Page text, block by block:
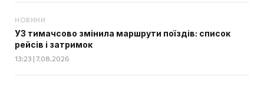
НОВИНИ
УЗ тимачсово змінила маршрути поїздів: список
рейсів і затримок
13:23 | 7.08.2026